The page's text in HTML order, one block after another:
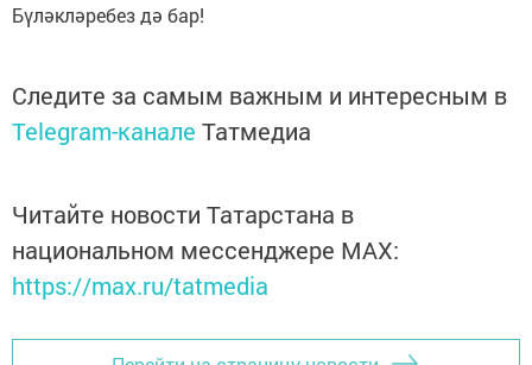
Бүләкләребез дә бар!
Следите за самым важным и интересным в
Telegram-канале Татмедиа
Читайте новости Татарстана в
национальном мессенджере MАХ:
https://max.ru/tatmedia